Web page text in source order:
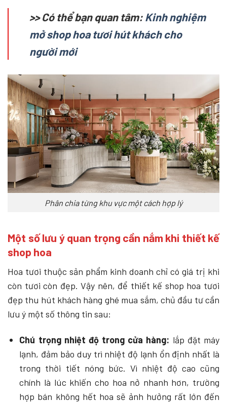
>> Có thể bạn quan tâm:Kinh nghiệm
mở shop hoa tươi hút khách cho
người mới
Phân chia từng khu vực một cách hợp lý
Một số lưu ý quan trọng cần nắm khi thiết kế
shop hoa
Hoa tươi thuộc sản phẩm kinh doanh chỉ có giá trị khi
còn tươi còn đẹp. Vậy nên, để thiết kế shop hoa tươi
đẹp thu hút khách hàng ghé mua sắm, chủ đầu tư cần
lưu ý một số thông tin sau:
Chú trọng nhiệt độ trong cửa hàng: lắp đặt máy
lạnh, đảm bảo duy trì nhiệt độ lạnh ổn định nhất là
trong thời tiết nóng bức. Vì nhiệt độ cao cũng
chính là lúc khiến cho hoa nở nhanh hơn, trường
hợp bán không hết hoa sẽ ảnh hưởng rất lớn đến